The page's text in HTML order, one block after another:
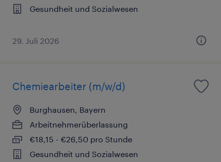
Gesundheit und Sozialwesen
29. Juli 2026
Chemiearbeiter (m/w/d)
Burghausen, Bayern
Arbeitnehmerüberlassung
€18,15 - €26,50 pro Stunde
Gesundheit und Sozialwesen